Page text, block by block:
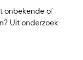
onbekende of
Uit onderzoek